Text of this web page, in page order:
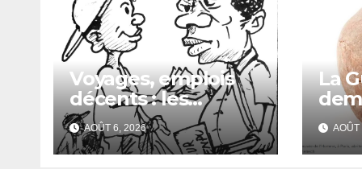
Voyages, emplois
décents : les
escrocs piègent de
nombreux jeunes
AOÛT 6, 2026
La
du
Biro